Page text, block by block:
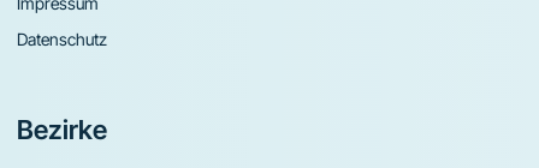
Datenschutz
Bezirke